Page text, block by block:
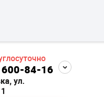
84-16
ул.